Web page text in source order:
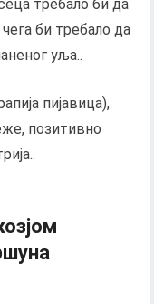
требало би да
би требало да
уља..
пијавица),
позитивно